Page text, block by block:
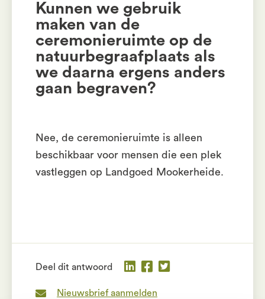
Kunnen we gebruik
maken van de
ceremonieruimte op de
natuurbegraafplaats als
we daarna ergens anders
gaan begraven?
Nee, de ceremonieruimte is alleen
beschikbaar voor mensen die een plek
vastleggen op Landgoed Mookerheide.
Deel dit antwoord
Nieuwsbrief aanmelden